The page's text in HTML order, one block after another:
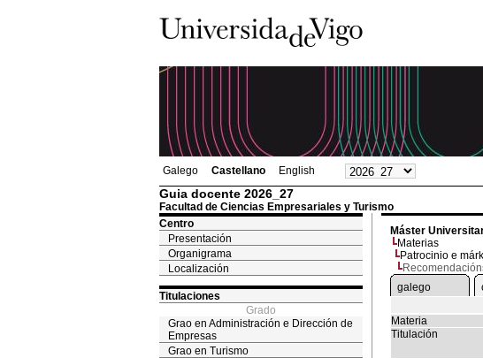
Galego Castellano English
Guia docente 2026_27
Facultad de Ciencias Empresariales y Turismo
Centro
Presentación
Organigrama
Localización
Titulaciones
Grado
Grao en Administración e Dirección de
Empresas
Grao en Turismo
Máster
Materias
Patrocinio e
galego
Materia
Titulación